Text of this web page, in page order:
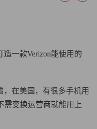
一款Verizon能使用的
在美国，有很多手机用
需变换运营商就能用上